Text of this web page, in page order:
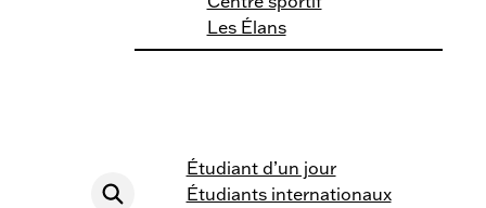
Les Élans
Étudiant d’un jour
Étudiants internationaux